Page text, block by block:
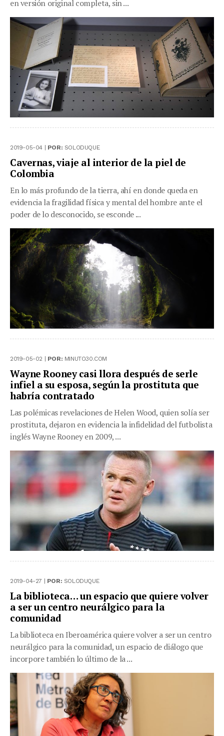
en versión original completa, sin ...
2019-05-04 | POR: SOLODUQUE
Cavernas, viaje al interior de la piel de
Colombia
En lo más profundo de la tierra, ahí en donde queda en
evidencia la fragilidad física y mental del hombre ante el
poder de lo desconocido, se esconde ...
2019-05-02 | POR: MINUTO30.COM
Wayne Rooney casi llora después de serle
infiel a su esposa, según la prostituta que
habría contratado
Las polémicas revelaciones de Helen Wood, quien solía ser
prostituta, dejaron en evidencia la infidelidad del futbolista
inglés Wayne Rooney en 2009, ...
2019-04-27 | POR: SOLODUQUE
La biblioteca… un espacio que quiere volver
a ser un centro neurálgico para la
comunidad
La biblioteca en Iberoamérica quiere volver a ser un centro
neurálgico para la comunidad, un espacio de diálogo que
incorpore también lo último de la ...